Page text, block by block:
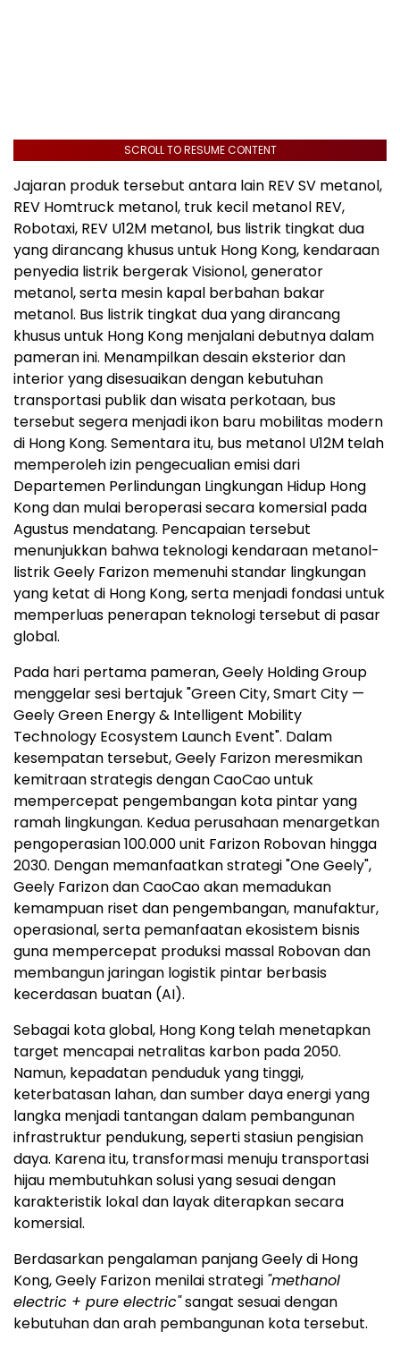
SCROLL TO RESUME CONTENT
Jajaran produk tersebut antara lain REV SV metanol,
REV Homtruck metanol, truk kecil metanol REV,
Robotaxi, REV U12M metanol, bus listrik tingkat dua
yang dirancang khusus untuk Hong Kong, kendaraan
penyedia listrik bergerak Visionol, generator
metanol, serta mesin kapal berbahan bakar
metanol. Bus listrik tingkat dua yang dirancang
khusus untuk Hong Kong menjalani debutnya dalam
pameran ini. Menampilkan desain eksterior dan
interior yang disesuaikan dengan kebutuhan
transportasi publik dan wisata perkotaan, bus
tersebut segera menjadi ikon baru mobilitas modern
di Hong Kong. Sementara itu, bus metanol U12M telah
memperoleh izin pengecualian emisi dari
Departemen Perlindungan Lingkungan Hidup Hong
Kong dan mulai beroperasi secara komersial pada
Agustus mendatang. Pencapaian tersebut
menunjukkan bahwa teknologi kendaraan metanol-
listrik Geely Farizon memenuhi standar lingkungan
yang ketat di Hong Kong, serta menjadi fondasi untuk
memperluas penerapan teknologi tersebut di pasar
global.
Pada hari pertama pameran, Geely Holding Group
menggelar sesi bertajuk "Green City, Smart City —
Geely Green Energy & Intelligent Mobility
Technology Ecosystem Launch Event". Dalam
kesempatan tersebut, Geely Farizon meresmikan
kemitraan strategis dengan CaoCao untuk
mempercepat pengembangan kota pintar yang
ramah lingkungan. Kedua perusahaan menargetkan
pengoperasian 100.000 unit Farizon Robovan hingga
2030. Dengan memanfaatkan strategi "One Geely",
Geely Farizon dan CaoCao akan memadukan
kemampuan riset dan pengembangan, manufaktur,
operasional, serta pemanfaatan ekosistem bisnis
guna mempercepat produksi massal Robovan dan
membangun jaringan logistik pintar berbasis
kecerdasan buatan (AI).
Sebagai kota global, Hong Kong telah menetapkan
target mencapai netralitas karbon pada 2050.
Namun, kepadatan penduduk yang tinggi,
keterbatasan lahan, dan sumber daya energi yang
langka menjadi tantangan dalam pembangunan
infrastruktur pendukung, seperti stasiun pengisian
daya. Karena itu, transformasi menuju transportasi
hijau membutuhkan solusi yang sesuai dengan
karakteristik lokal dan layak diterapkan secara
komersial.
Berdasarkan pengalaman panjang Geely di Hong
Kong, Geely Farizon menilai strategi "methanol
electric + pure electric"sangat sesuai dengan
kebutuhan dan arah pembangunan kota tersebut.